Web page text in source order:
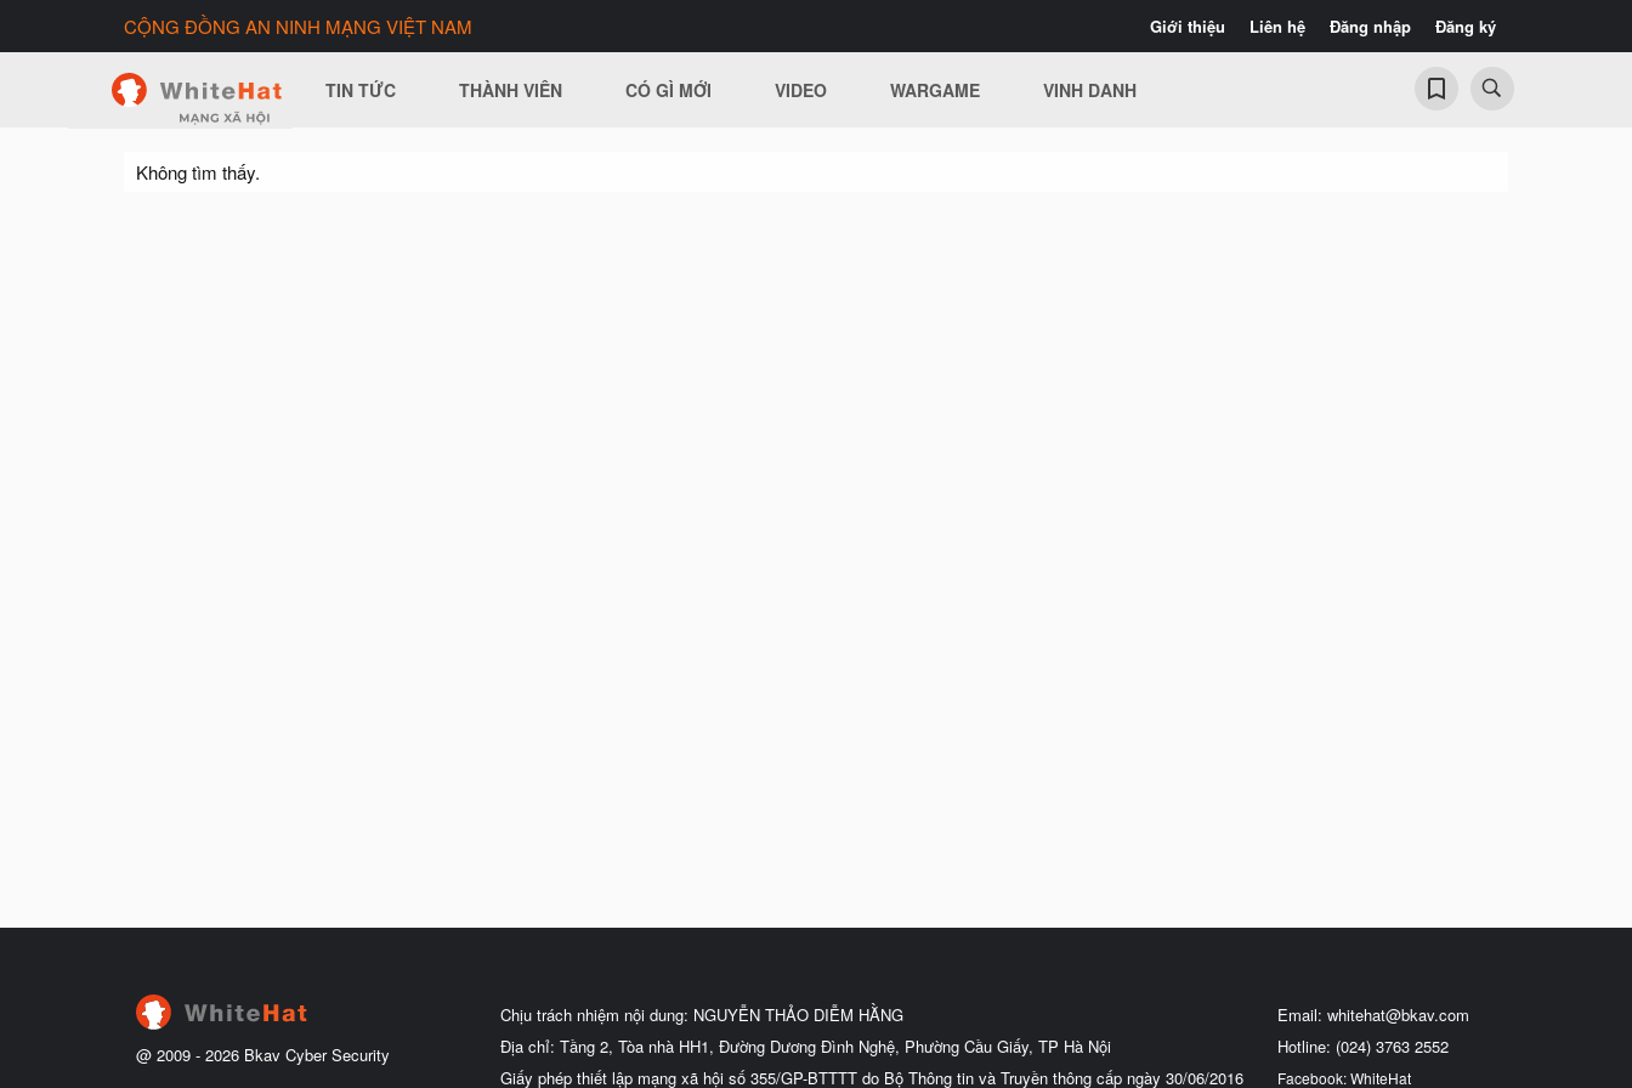
Giới thiệu Liên hệ Đăng nhập Đăng ký
CỘNG ĐỒNG AN NINH MẠNG VIỆT NAM
TIN TỨC THÀNH VIÊN CÓ GÌ MỚI VIDEO WARGAME VINH DANH
Không tìm thấy.
@ 2009 - 2026 Bkav Cyber Security
Chịu trách nhiệm nội dung: NGUYỄN THẢO DIỄM HẰNG
Địa chỉ: Tầng 2, Tòa nhà HH1, Đường Dương Đình Nghệ, Phường Cầu Giấy, TP Hà Nội
Giấy phép thiết lập mạng xã hội số 355/GP-BTTTT do Bộ Thông tin và Truyền thông cấp ngày 30/06/2016
Email: whitehat@bkav.com
Hotline: (024) 3763 2552
Facebook: WhiteHat